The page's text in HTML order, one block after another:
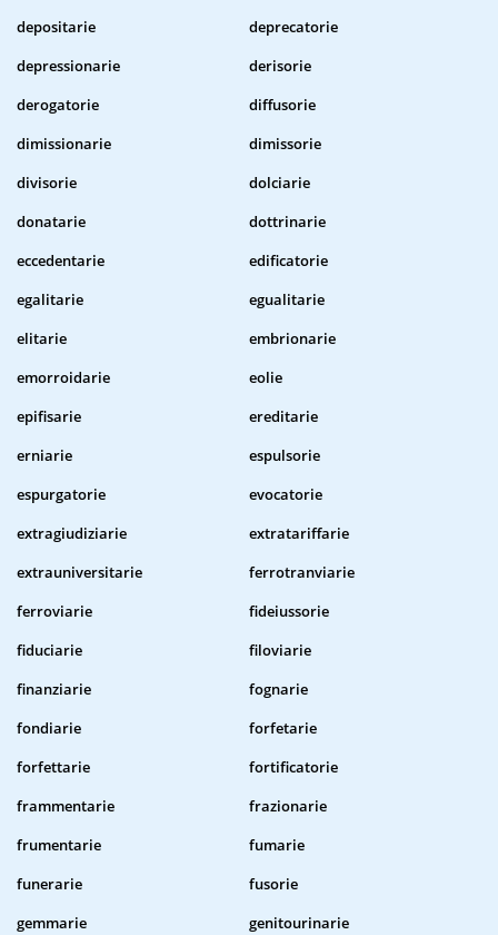
depositarie
deprecatorie
depressionarie
derisorie
derogatorie
diffusorie
dimissionarie
dimissorie
divisorie
dolciarie
donatarie
dottrinarie
eccedentarie
edificatorie
egalitarie
egualitarie
elitarie
embrionarie
emorroidarie
eolie
epifisarie
ereditarie
erniarie
espulsorie
espurgatorie
evocatorie
extragiudiziarie
extratariffarie
extrauniversitarie
ferrotranviarie
ferroviarie
fideiussorie
fiduciarie
filoviarie
finanziarie
fognarie
fondiarie
forfetarie
forfettarie
fortificatorie
frammentarie
frazionarie
frumentarie
fumarie
funerarie
fusorie
gemmarie
genitourinarie